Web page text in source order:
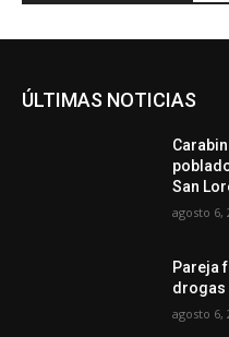
ÚLTIMAS NOTICIAS
San
agosto 6,
Pareja
drogas
agosto 6,